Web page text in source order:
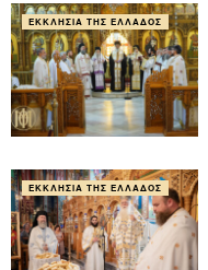
ΕΚΚΛΗΣΊΑ ΤΗΣ ΕΛΛΆΔΟΣ
ΕΚΚΛΗΣΊΑ ΤΗΣ ΕΛΛΆΔΟΣ